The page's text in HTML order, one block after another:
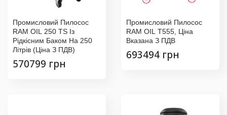
Промисловий Пилосос
RAM OIL 250 TS Із
Рідкісним Баком На 250
Літрів (Ціна З ПДВ)
570799 грн
Промисловий Пилосос
RAM OIL T555, Ціна
Вказана З ПДВ
693494 грн